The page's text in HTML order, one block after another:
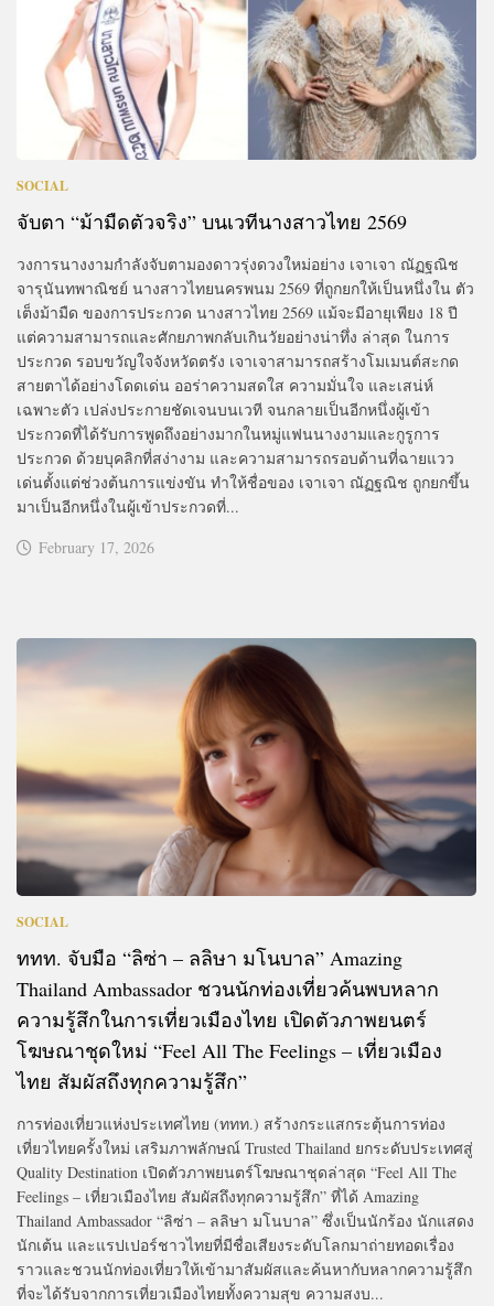
SOCIAL
จับตา “ม้ามืดตัวจริง” บนเวทีนางสาวไทย 2569
วงการนางงามกำลังจับตามองดาวรุ่งดวงใหม่อย่าง เจาเจา ณัฏฐณิช
จารุนันทพาณิชย์ นางสาวไทยนครพนม 2569 ที่ถูกยกให้เป็นหนึ่งใน ตัว
เต็งม้ามืด ของการประกวด นางสาวไทย 2569 แม้จะมีอายุเพียง 18 ปี
แต่ความสามารถและศักยภาพกลับเกินวัยอย่างน่าทึ่ง ล่าสุด ในการ
ประกวด รอบขวัญใจจังหวัดตรัง เจาเจาสามารถสร้างโมเมนต์สะกด
สายตาได้อย่างโดดเด่น ออร่าความสดใส ความมั่นใจ และเสน่ห์
เฉพาะตัว เปล่งประกายชัดเจนบนเวที จนกลายเป็นอีกหนึ่งผู้เข้า
ประกวดที่ได้รับการพูดถึงอย่างมากในหมู่แฟนนางงามและกูรูการ
ประกวด ด้วยบุคลิกที่สง่างาม และความสามารถรอบด้านที่ฉายแวว
เด่นตั้งแต่ช่วงต้นการแข่งขัน ทำให้ชื่อของ เจาเจา ณัฏฐณิช ถูกยกขึ้น
มาเป็นอีกหนึ่งในผู้เข้าประกวดที่...
February 17, 2026
SOCIAL
ททท. จับมือ “ลิซ่า – ลลิษา มโนบาล” Amazing
Thailand Ambassador ชวนนักท่องเที่ยวค้นพบหลาก
ความรู้สึกในการเที่ยวเมืองไทย เปิดตัวภาพยนตร์
โฆษณาชุดใหม่ “Feel All The Feelings – เที่ยวเมือง
ไทย สัมผัสถึงทุกความรู้สึก”
การท่องเที่ยวแห่งประเทศไทย (ททท.) สร้างกระแสกระตุ้นการท่อง
เที่ยวไทยครั้งใหม่ เสริมภาพลักษณ์ Trusted Thailand ยกระดับประเทศสู่
Quality Destination เปิดตัวภาพยนตร์โฆษณาชุดล่าสุด “Feel All The
Feelings – เที่ยวเมืองไทย สัมผัสถึงทุกความรู้สึก” ที่ได้ Amazing
Thailand Ambassador “ลิซ่า – ลลิษา มโนบาล” ซึ่งเป็นนักร้อง นักแสดง
นักเต้น และแรปเปอร์ชาวไทยที่มีชื่อเสียงระดับโลกมาถ่ายทอดเรื่อง
ราวและชวนนักท่องเที่ยวให้เข้ามาสัมผัสและค้นหากับหลากความรู้สึก
ที่จะได้รับจากการเที่ยวเมืองไทยทั้งความสุข ความสงบ...